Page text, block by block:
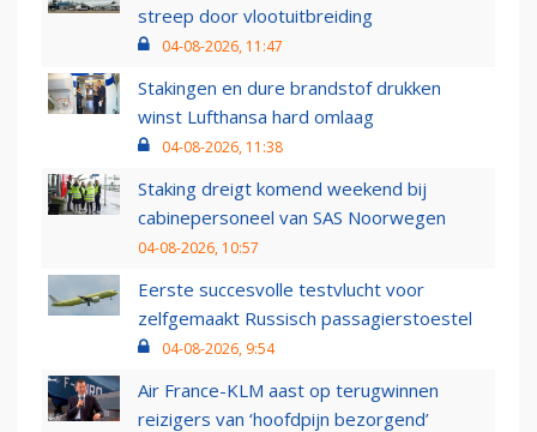
streep door vlootuitbreiding
04-08-2026, 11:47
Stakingen en dure brandstof drukken
winst Lufthansa hard omlaag
04-08-2026, 11:38
Staking dreigt komend weekend bij
cabinepersoneel van SAS Noorwegen
04-08-2026, 10:57
Eerste succesvolle testvlucht voor
zelfgemaakt Russisch passagierstoestel
04-08-2026, 9:54
Air France-KLM aast op terugwinnen
reizigers van ‘hoofdpijn bezorgend’